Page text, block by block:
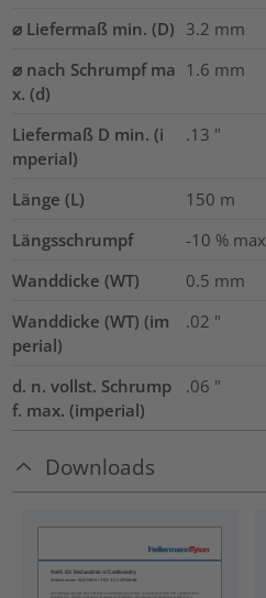
⌀ Liefermaß min. (D) 3.2 mm
⌀ nach Schrumpf ma
x. (d)
1.6 mm
Liefermaß D min. (i
mperial)
.13 "
Länge (L) 150 m
Längsschrumpf
-10 %
Wanddicke (WT)
0.5 mm
Wanddicke (WT) (im
perial)
.02 "
d. n. vollst. Schrump
f. max. (imperial)
.06 "
Downloads